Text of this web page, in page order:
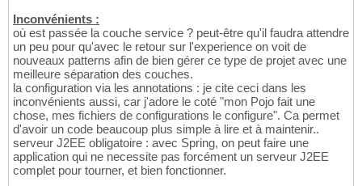
Inconvénients :
où est passée la couche service ? peut-être qu'il faudra attendre
un peu pour qu'avec le retour sur l'experience on voit de
nouveaux patterns afin de bien gérer ce type de projet avec une
meilleure séparation des couches.
la configuration via les annotations : je cite ceci dans les
inconvénients aussi, car j'adore le coté "mon Pojo fait une
chose, mes fichiers de configurations le configure". Ca permet
d'avoir un code beaucoup plus simple à lire et à maintenir..
serveur J2EE obligatoire : avec Spring, on peut faire une
application qui ne necessite pas forcément un serveur J2EE
complet pour tourner, et bien fonctionner.